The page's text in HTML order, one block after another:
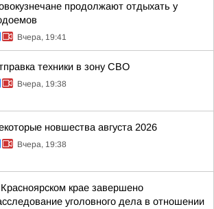
продолжают отдыхать у
Вчера, 19:41
техники в зону СВО
Вчера, 19:38
новшества августа 2026
Вчера, 19:38
крае завершено
уголовного дела в отношении